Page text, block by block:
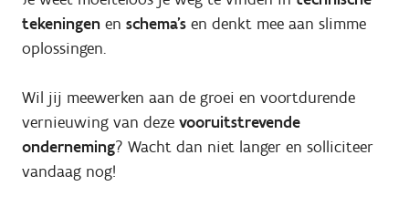
tekeningen en schema’s en denkt mee aan slimme
oplossingen.
Wil jij meewerken aan de groei en voortdurende
vernieuwing van deze vooruitstrevende
onderneming? Wacht dan niet langer en solliciteer
vandaag nog!